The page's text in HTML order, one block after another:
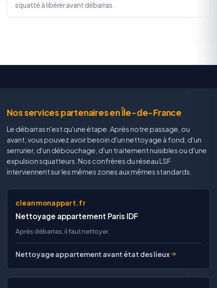
squatté à libérer avant débarras.
Nos services partenaires en Île-de-France
Le débarras n'est qu'une étape. Après notre passage, ou
avant, vous pouvez avoir besoin d'un nettoyage à fond, d'un
serrurier, d'un débouchage, d'un traitement nuisibles ou d'une
expulsion squatteurs. Nos confrères du réseau LSF
interviennent sur les mêmes zones aux mêmes standards.
cleanmonappart.fr
Nettoyage appartement Paris IDF
Après débarras, il faut nettoyer.
Nettoyage appartement avant état des lieux